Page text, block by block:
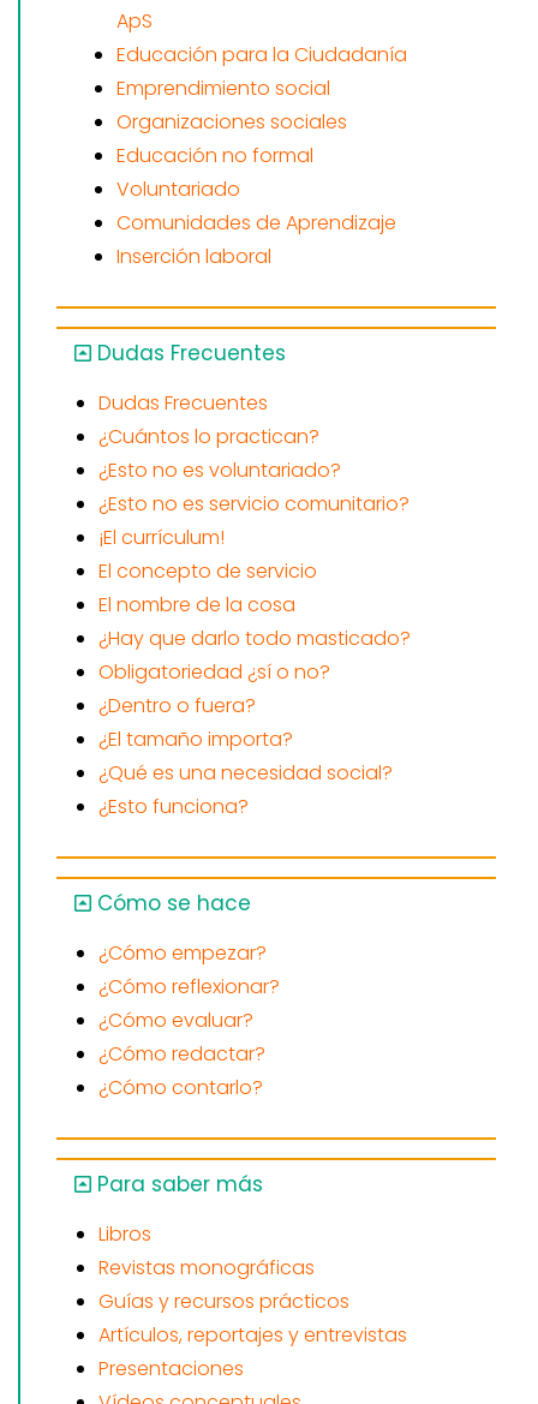
ApS
Educación para la Ciudadanía
Emprendimiento social
Organizaciones sociales
Educación no formal
Voluntariado
Comunidades de Aprendizaje
Inserción laboral
Dudas Frecuentes
Dudas Frecuentes
¿Cuántos lo practican?
¿Esto no es voluntariado?
¿Esto no es servicio comunitario?
¡El currículum!
El concepto de servicio
El nombre de la cosa
¿Hay que darlo todo masticado?
Obligatoriedad ¿sí o no?
¿Dentro o fuera?
¿El tamaño importa?
¿Qué es una necesidad social?
¿Esto funciona?
Cómo se hace
¿Cómo empezar?
¿Cómo reflexionar?
¿Cómo evaluar?
¿Cómo redactar?
¿Cómo contarlo?
Para saber más
Libros
Revistas monográficas
Guías y recursos prácticos
Artículos, reportajes y entrevistas
Presentaciones